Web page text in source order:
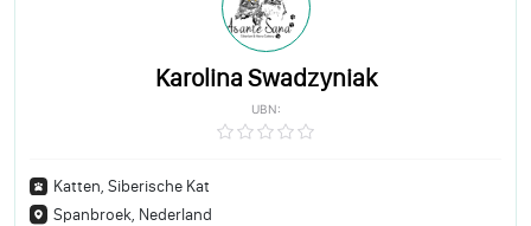
Karolina Swadzyniak
UBN:
Katten, Siberische Kat
Spanbroek, Nederland